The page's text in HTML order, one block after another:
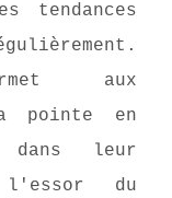
tendances
aux
pointe en
dans leur
du